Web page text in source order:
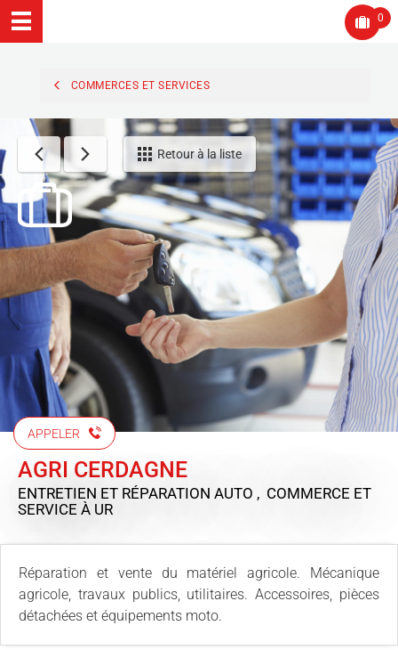
0
COMMERCES ET SERVICES
Retour à la liste
APPELER
AGRI CERDAGNE
ENTRETIEN ET RÉPARATION AUTO , COMMERCE ET
SERVICE À UR
Réparation et vente du matériel agricole. Mécanique
agricole, travaux publics, utilitaires. Accessoires, pièces
détachées et équipements moto.